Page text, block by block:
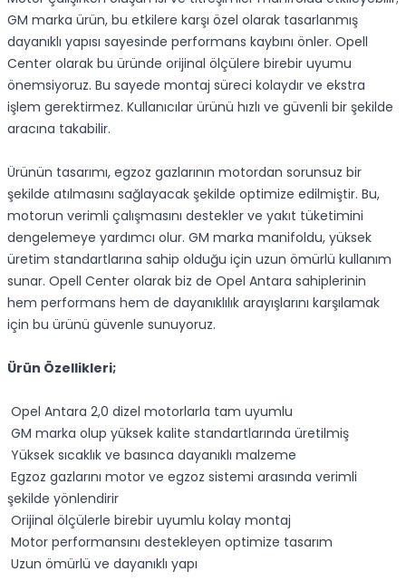
GM marka ürün, bu etkilere karşı özel olarak tasarlanmış
dayanıklı yapısı sayesinde performans kaybını önler. Opell
Center olarak bu üründe orijinal ölçülere birebir uyumu
önemsiyoruz. Bu sayede montaj süreci kolaydır ve ekstra
işlem gerektirmez. Kullanıcılar ürünü hızlı ve güvenli bir şekilde
aracına takabilir.
Ürünün tasarımı, egzoz gazlarının motordan sorunsuz bir
şekilde atılmasını sağlayacak şekilde optimize edilmiştir. Bu,
motorun verimli çalışmasını destekler ve yakıt tüketimini
dengelemeye yardımcı olur. GM marka manifoldu, yüksek
üretim standartlarına sahip olduğu için uzun ömürlü kullanım
sunar. Opell Center olarak biz de Opel Antara sahiplerinin
hem performans hem de dayanıklılık arayışlarını karşılamak
için bu ürünü güvenle sunuyoruz.
Ürün Özellikleri;
Opel Antara 2,0 dizel motorlarla tam uyumlu
GM marka olup yüksek kalite standartlarında üretilmiş
Yüksek sıcaklık ve basınca dayanıklı malzeme
Egzoz gazlarını motor ve egzoz sistemi arasında verimli
şekilde yönlendirir
Orijinal ölçülerle birebir uyumlu kolay montaj
Motor performansını destekleyen optimize tasarım
Uzun ömürlü ve dayanıklı yapı